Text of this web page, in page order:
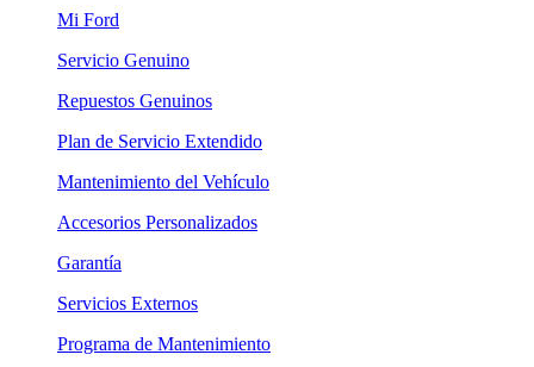
Mi Ford
Servicio Genuino
Repuestos Genuinos
Plan de Servicio Extendido
Mantenimiento del Vehículo
Accesorios Personalizados
Garantía
Servicios Externos
Programa de Mantenimiento